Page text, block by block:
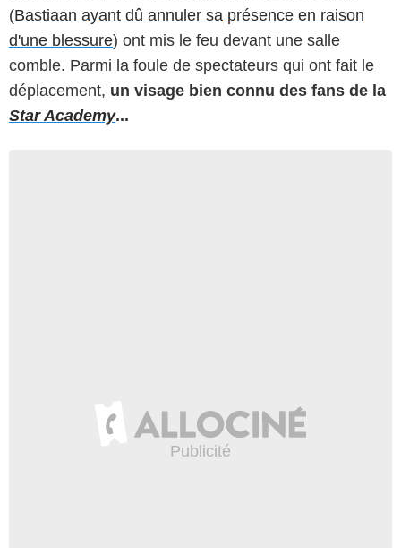
(Bastiaan ayant dû annuler sa présence en raison
d'une blessure) ont mis le feu devant une salle
comble. Parmi la foule de spectateurs qui ont fait le
déplacement, un visage bien connu des fans de la
Star Academy...